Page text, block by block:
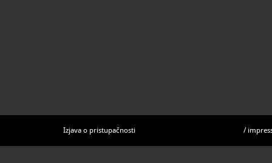
Izjava o pristupačnosti /